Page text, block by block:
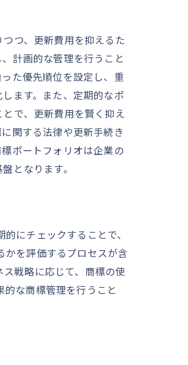
つ、更新費用を抑えるた
計画的な管理を行うこと
た優先順位を設定し、重
ます。また、定期的なポ
で、更新費用を賢く抑え
関する法律や更新手続き
ポートフォリオは企業の
となります。
にチェックすることで、
かを評価するプロセスが含
戦略に応じて、商標の使
な商標管理を行うこと